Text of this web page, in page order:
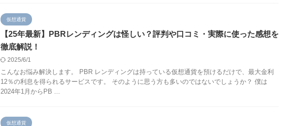
仮想通貨
【25年最新】PBRレンディングは怪しい？評判や口コミ・実際に使った感想を
徹底解説！
2025/6/1
こんなお悩み解決します。 PBR レンディングは持っている仮想通貨を預けるだけで、最大金利
12％の利息を得られるサービスです。 そのように思う方も多いのではないでしょうか？ 僕は
2024年1月からPB ...
仮想通貨